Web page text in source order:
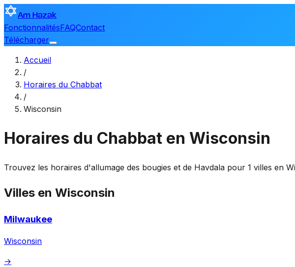
Am Hazak
FonctionnalitésFAQContact
Télécharger
Accueil
/
Horaires du Chabbat
/
Wisconsin
Horaires du Chabbat en Wisconsin
Trouvez les horaires d'allumage des bougies et de Havdala pour 1 villes en
Villes en Wisconsin
Milwaukee
Wisconsin
→